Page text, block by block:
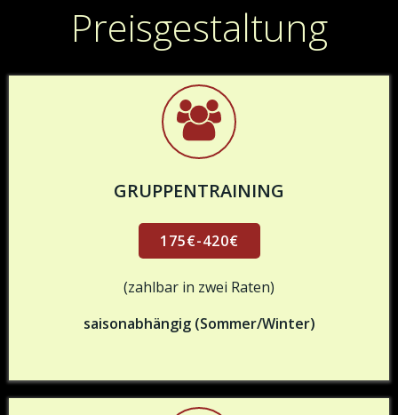
Preisgestaltung
GRUPPENTRAINING
175€-420€
(zahlbar in zwei Raten)
saisonabhängig (Sommer/Winter)